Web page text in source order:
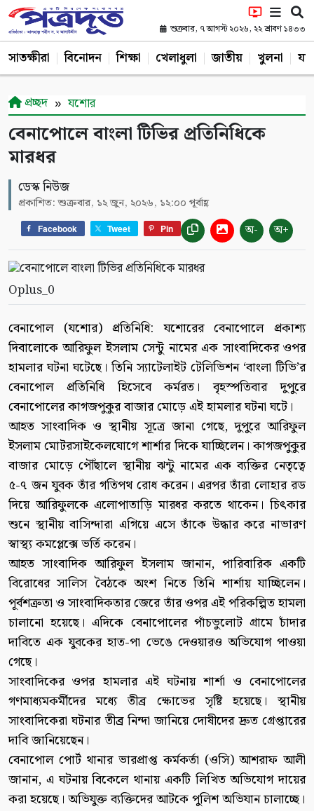
শুক্রবার, ৭ আগস্ট ২০২৬, ২২ শ্রাবণ ১৪৩৩
সাতক্ষীরা বিনোদন শিক্ষা খেলাধুলা জাতীয় খুলনা
প্রচ্ছদ যশোর
বেনাপোলে বাংলা টিভির প্রতিনিধিকে
মারধর
ডেস্ক নিউজ
প্রকাশিত: শুক্রবার, ১২ জুন, ২০২৬, ১২:০০ পূর্বাহ্ণ
Facebook Tweet Pin অ- অ+
Oplus_0
বেনাপোল (যশোর) প্রতিনিধি: যশোরের বেনাপোলে প্রকাশ্য
দিবালোকে আরিফুল ইসলাম সেন্টু নামের এক সাংবাদিকের ওপর
হামলার ঘটনা ঘটেছে। তিনি স্যাটেলাইট টেলিভিশন ‘বাংলা টিভি’র
বেনাপোল প্রতিনিধি হিসেবে কর্মরত। বৃহস্পতিবার দুপুরে
বেনাপোলের কাগজপুকুর বাজার মোড়ে এই হামলার ঘটনা ঘটে।
আহত সাংবাদিক ও স্থানীয় সূত্রে জানা গেছে, দুপুরে আরিফুল
ইসলাম মোটরসাইকেলযোগে শার্শার দিকে যাচ্ছিলেন। কাগজপুকুর
বাজার মোড়ে পৌঁছালে স্থানীয় ঝন্টু নামের এক ব্যক্তির নেতৃত্বে
৫-৭ জন যুবক তাঁর গতিপথ রোধ করেন। এরপর তাঁরা লোহার রড
দিয়ে আরিফুলকে এলোপাতাড়ি মারধর করতে থাকেন। চিৎকার
শুনে স্থানীয় বাসিন্দারা এগিয়ে এসে তাঁকে উদ্ধার করে নাভারণ
স্বাস্থ্য কমপ্লেক্সে ভর্তি করেন।
আহত সাংবাদিক আরিফুল ইসলাম জানান, পারিবারিক একটি
বিরোধের সালিস বৈঠকে অংশ নিতে তিনি শার্শায় যাচ্ছিলেন।
পূর্বশত্রুতা ও সাংবাদিকতার জেরে তাঁর ওপর এই পরিকল্পিত হামলা
চালানো হয়েছে। এদিকে বেনাপোলের পাঁচভুলোট গ্রামে চাঁদার
দাবিতে এক যুবকের হাত-পা ভেঙে দেওয়ারও অভিযোগ পাওয়া
গেছে।
সাংবাদিকের ওপর হামলার এই ঘটনায় শার্শা ও বেনাপোলের
গণমাধ্যমকর্মীদের মধ্যে তীব্র ক্ষোভের সৃষ্টি হয়েছে। স্থানীয়
সাংবাদিকেরা ঘটনার তীব্র নিন্দা জানিয়ে দোষীদের দ্রুত গ্রেপ্তারের
দাবি জানিয়েছেন।
বেনাপোল পোর্ট থানার ভারপ্রাপ্ত কর্মকর্তা (ওসি) আশরাফ আলী
জানান, এ ঘটনায় বিকেলে থানায় একটি লিখিত অভিযোগ দায়ের
করা হয়েছে। অভিযুক্ত ব্যক্তিদের আটকে পুলিশ অভিযান চালাচ্ছে।